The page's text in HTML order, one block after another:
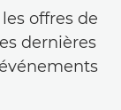
offres de
dernières